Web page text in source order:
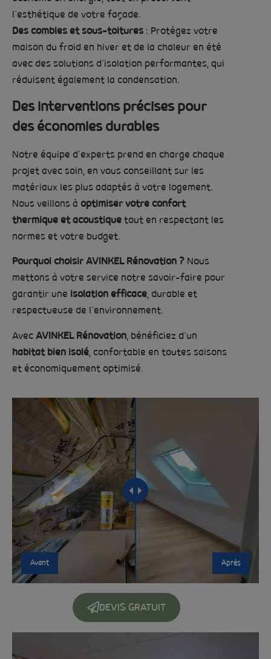
l’esthétique de votre façade.
Des combles et sous-toitures : Protégez votre
maison du froid en hiver et de la chaleur en été
avec des solutions d’isolation performantes, qui
réduisent également la condensation.
Des interventions précises pour
des économies durables
Notre équipe d’experts prend en charge chaque
projet avec soin, en vous conseillant sur les
matériaux les plus adaptés à votre logement.
Nous veillons à optimiser votre confort
thermique et acoustique tout en respectant les
normes et votre budget.
Pourquoi choisir AVINKEL Rénovation ? Nous
mettons à votre service notre savoir-faire pour
garantir une isolation efficace, durable et
respectueuse de l’environnement.
Avec AVINKEL Rénovation, bénéficiez d’un
habitat bien isolé, confortable en toutes saisons
et économiquement optimisé.
Avant Après
DEVIS GRATUIT